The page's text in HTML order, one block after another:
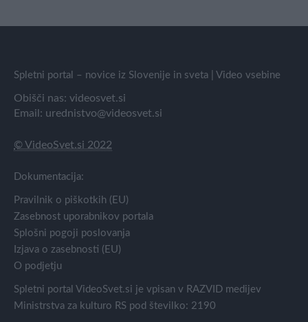
Spletni portal – novice iz Slovenije in sveta | Video vsebine
Obišči nas: videosvet.si
Email: urednistvo@videosvet.si
© VideoSvet.si 2022
Dokumentacija:
Pravilnik o piškotkih (EU)
Zasebnost uporabnikov portala
Splošni pogoji poslovanja
Izjava o zasebnosti (EU)
O podjetju
Spletni portal VideoSvet.si je vpisan v RAZVID medijev
Ministrstva za kulturo RS pod številko: 2190